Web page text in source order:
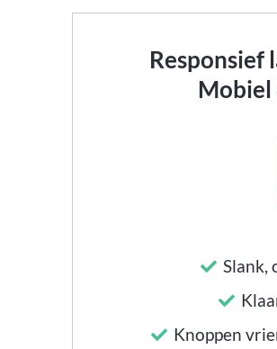
Responsief
Mobiel
Slank,
Knoppen